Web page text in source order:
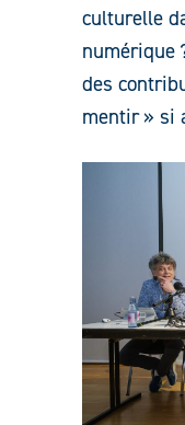
culturelle
numérique
des
mentir » si